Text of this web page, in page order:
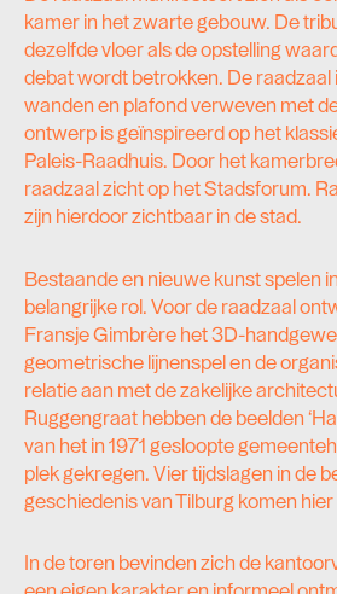
kamer in het zwarte gebouw. De
dezelfde vloer als de opstelling
debat wordt betrokken. De raadzaal
wanden en plafond verweven met
ontwerp is geïnspireerd op het
Paleis-Raadhuis. Door het
raadzaal zicht op het Stadsforum.
zijn hierdoor zichtbaar in de stad.
Bestaande en nieuwe kunst spelen
belangrijke rol. Voor de raadzaal
Fransje Gimbrère het 3D-
geometrische lijnenspel en de
relatie aan met de zakelijke
Ruggengraat hebben de beelden
van het in 1971 gesloopte
plek gekregen. Vier tijdslagen in de
geschiedenis van Tilburg komen
In de toren bevinden zich de